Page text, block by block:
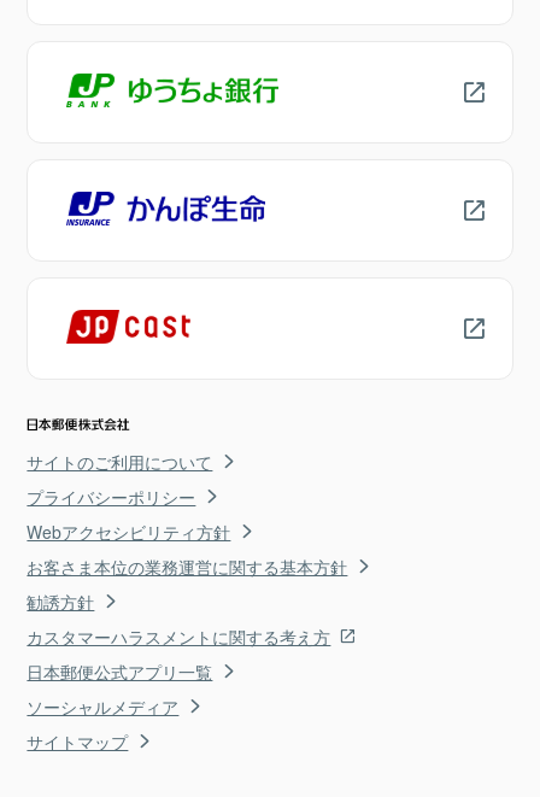
サイトのご利用について
プライバシーポリシー
Webアクセシビリティ方針
お客さま本位の業務運営に関する基本方針
勧誘方針
カスタマーハラスメントに関する考え方
日本郵便公式アプリ一覧
ソーシャルメディア
サイトマップ